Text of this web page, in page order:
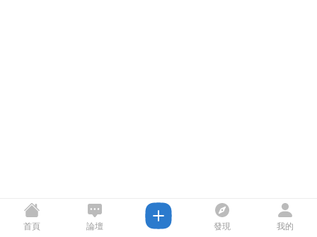
首頁 論壇 發現 我的